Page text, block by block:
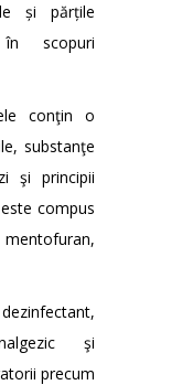
și părțile
scopuri
conţin o
substanţe
şi principii
compus
şi
precum